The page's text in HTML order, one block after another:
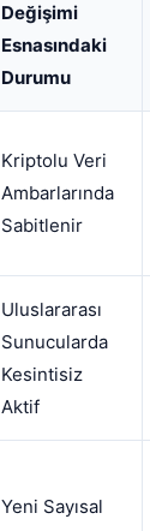
Değişimi
Esnasındaki
Durumu
Kriptolu Veri
Ambarlarında
Sabitlenir
Uluslararası
Sunucularda
Kesintisiz
Aktif
Yeni Sayısal